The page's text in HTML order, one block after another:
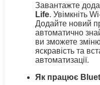
Завантажте
Life. Увімкніть
Додайте новий
автоматично
ви зможете
яскравість та
автоматизації.
Як працює